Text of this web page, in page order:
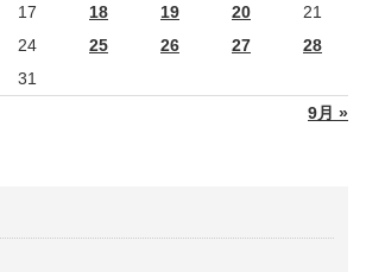
9月 »
17 18 19 20
21
24 25 26 27
28
31